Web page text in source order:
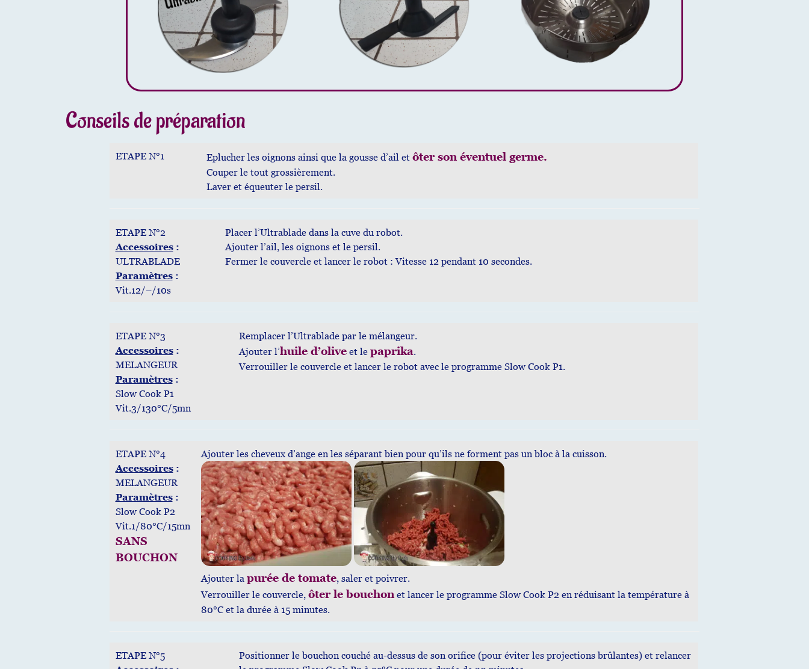
Conseils de préparation
ETAPE N°1 Eplucher les oignons ainsi que la gousse d’ail et ôter son éventuel germe.
Couper le tout grossièrement.
Laver et équeuter le persil.
ETAPE N°2
Accessoires:
ULTRABLADE
Paramètres:
Vit.12/–/10s
Placer l’Ultrablade dans la cuve du robot.
Ajouter l’ail, les oignons et le persil.
Fermer le couvercle et lancer le robot : Vitesse 12 pendant 10 secondes.
ETAPE N°3
Accessoires:
MELANGEUR
Paramètres:
Slow Cook P1
Vit.3/130°C/5mn
Remplacer l’Ultrablade par le mélangeur.
Ajouter l’huile d’olive et le paprika.
Verrouiller le couvercle et lancer le robot avec le programme Slow Cook P1.
ETAPE N°4
Accessoires:
MELANGEUR
Paramètres:
Slow Cook P2
Vit.1/80°C/15mn
SANS
BOUCHON
Ajouter les cheveux d’ange en les séparant bien pour qu’ils ne forment pas un bloc à la cuisson.
Ajouter la purée de tomate, saler et poivrer.
Verrouiller le couvercle, ôter le bouchonet lancer le programme Slow Cook P2 en réduisant la température à
80°C et la durée à 15 minutes.
ETAPE N°5
Positionner le bouchon couché au-dessus de son orifice (pour éviter les projections brûlantes) et relancer